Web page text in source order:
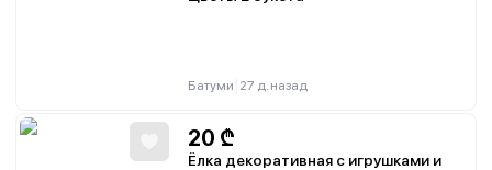
Батуми 27 д. назад
20 ₾
Ёлка декоративная с игрушками и